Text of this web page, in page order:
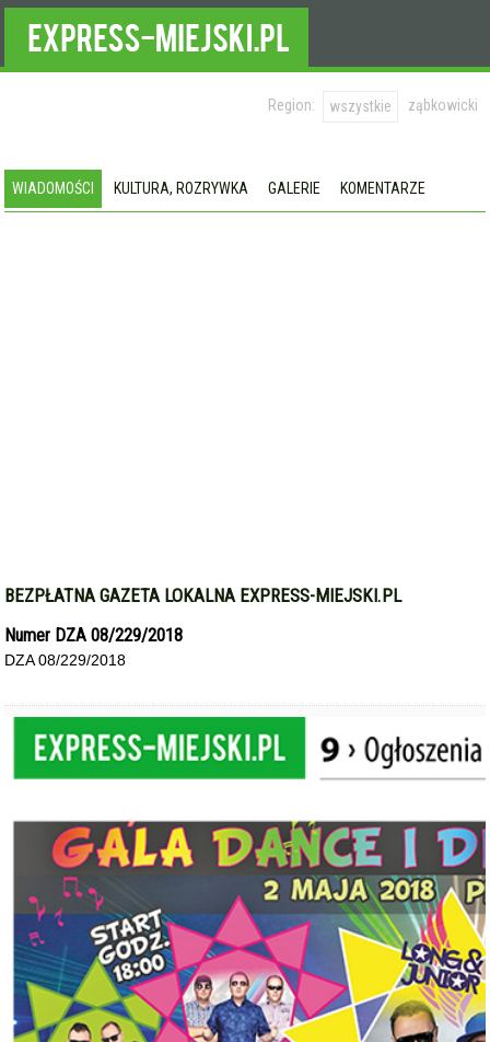
Region: wszystkie ząbkowicki
WIADOMOŚCI KULTURA, ROZRYWKA GALERIE KOMENTARZE
BEZPŁATNA GAZETA LOKALNA EXPRESS-MIEJSKI.PL
Numer DZA 08/229/2018
DZA 08/229/2018